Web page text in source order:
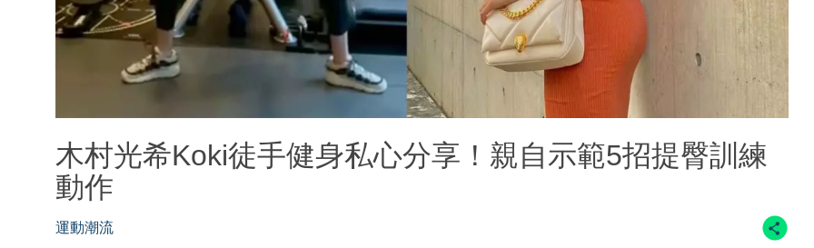
木村光希Koki徒手健身私心分享！親自示範5招提臀訓練
動作
運動潮流